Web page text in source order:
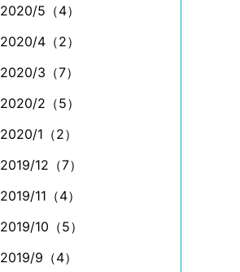
2020/5（4）
2020/4（2）
2020/3（7）
2020/2（5）
2020/1（2）
2019/12（7）
2019/11（4）
2019/10（5）
2019/9（4）